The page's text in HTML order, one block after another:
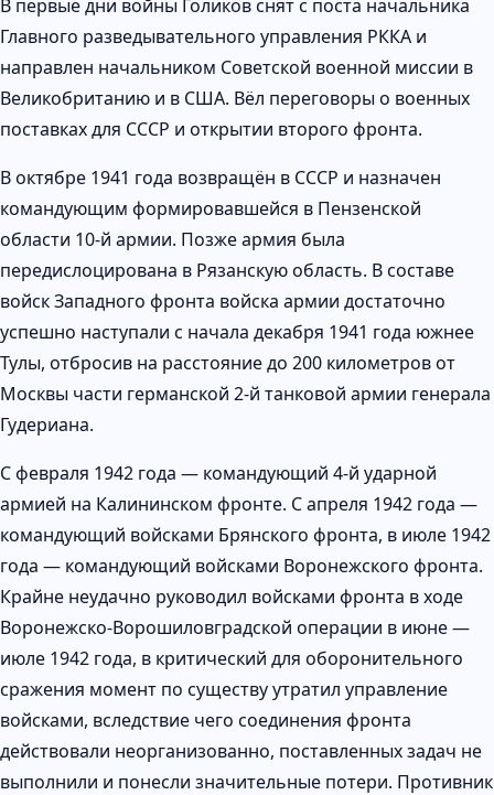
В первые дни войны Голиков снят с поста начальника
Главного разведывательного управления РККА и
направлен начальником Советской военной миссии в
Великобританию и в США. Вёл переговоры о военных
поставках для СССР и открытии второго фронта.
В октябре 1941 года возвращён в СССР и назначен
командующим формировавшейся в Пензенской
области 10-й армии. Позже армия была
передислоцирована в Рязанскую область. В составе
войск Западного фронта войска армии достаточно
успешно наступали с начала декабря 1941 года южнее
Тулы, отбросив на расстояние до 200 километров от
Москвы части германской 2-й танковой армии генерала
Гудериана.
С февраля 1942 года — командующий 4-й ударной
армией на Калининском фронте. С апреля 1942 года —
командующий войсками Брянского фронта, в июле 1942
года — командующий войсками Воронежского фронта.
Крайне неудачно руководил войсками фронта в ходе
Воронежско-Ворошиловградской операции в июне —
июле 1942 года, в критический для оборонительного
сражения момент по существу утратил управление
войсками, вследствие чего соединения фронта
действовали неорганизованно, поставленных задач не
выполнили и понесли значительные потери. Противник